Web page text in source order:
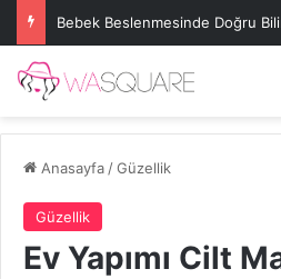
Bebek Beslenmesinde Doğru
Anasayfa/Güzellik
Güzellik
Ev Yapımı Cilt